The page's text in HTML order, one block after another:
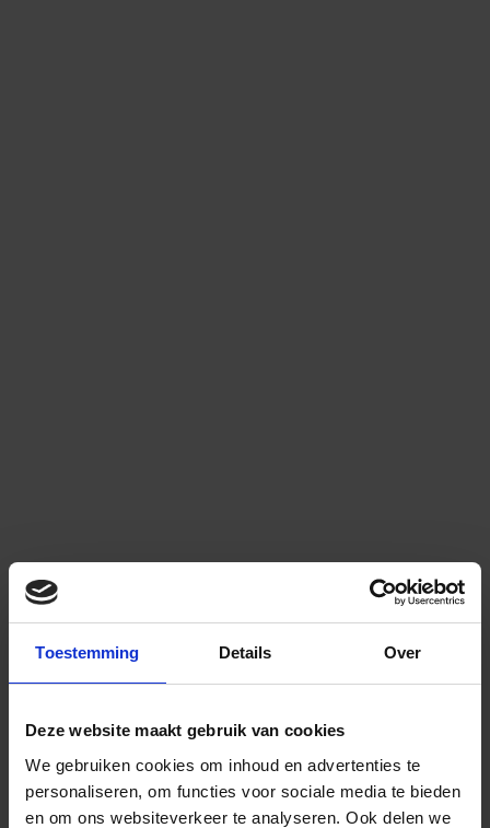
Toestemming Details Over
Deze website maakt gebruik van cookies
We gebruiken cookies om inhoud en advertenties te
personaliseren, om functies voor sociale media te bieden
en om ons websiteverkeer te analyseren. Ook delen we